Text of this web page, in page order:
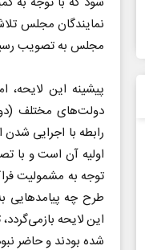
نمایندگان مجلس
مجلس به تصویب
دولت‌های مختلف
رابطه با اجرایی
اولیه آن است و با
طرح چه پیامد‌هایی
این لایحه
شده بودند و حاضر